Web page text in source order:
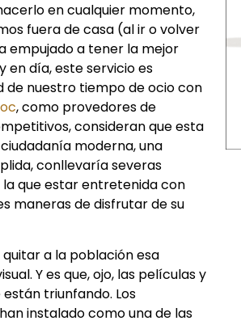
en cualquier momento,
fuera de casa (al ir o volver
empujado a tener la mejor
en día, este servicio es
nuestro tiempo de ocio con
, como provedores de
consideran que esta
moderna, una
conllevaría severas
que estar entretenida con
maneras de disfrutar de su
quitar a la población esa
Y es que, ojo, las películas y
triunfando. Los
instalado como una de las